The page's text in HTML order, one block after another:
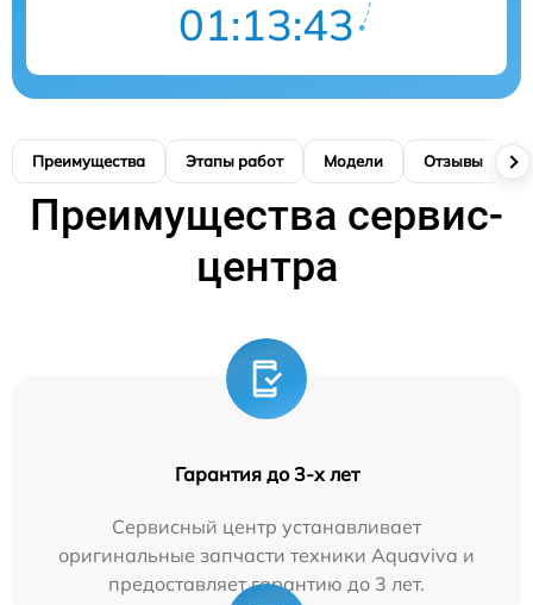
01:13:42
Преимущества Этапы работ Модели Отзывы
Преимущества сервис-
центра
Гарантия до 3-х лет
Сервисный центр устанавливает
оригинальные запчасти техники Aquaviva и
предоставляет гарантию до 3 лет.